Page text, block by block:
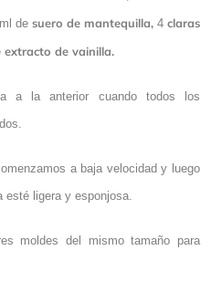
de suero de mantequilla, 4 claras
extracto de vainilla.
a la anterior cuando todos los
a baja velocidad y luego
esté ligera y esponjosa.
moldes del mismo tamaño para